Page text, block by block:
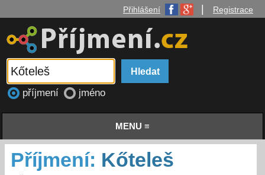
Přihlášení Registrace
příjmení jméno
MENU ≡
Příjmení: Kőteleš